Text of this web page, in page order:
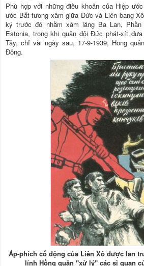
Phù hợp với những điều khoản của Hiệp
ước Bất tương xâm giữa Đức và Liên bang
ký trước đó nhằm xâm lăng Ba Lan,
Estonia, trong khi quân đội Đức phát-xít
Tây, chỉ vài ngày sau, 17-9-1939, Hồng
Đông.
Áp-phích cổ động của Liên Xô được lan
lính Hồng quân "xử lý" các sĩ quan